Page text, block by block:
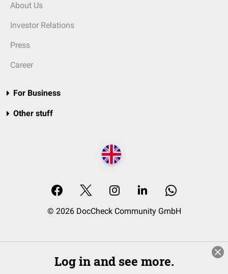
About Us
Investor Relations
Press
Career
For Business
Other stuff
© 2026 DocCheck Community GmbH
Log in and see more.